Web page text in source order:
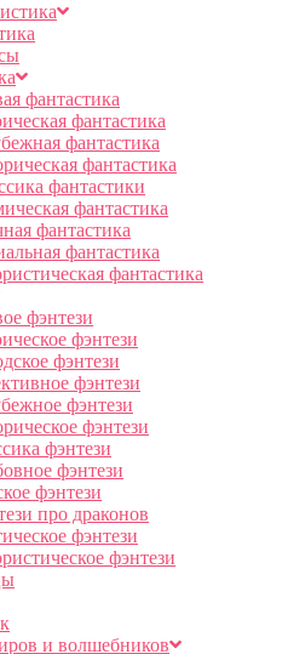
фантастика
фантастика
фантастика
фантастика
фантастики
фантастика
фантастика
фантастика
фантастика
фэнтези
фэнтези
фэнтези
фэнтези
фэнтези
фэнтези
фэнтези
фэнтези
фэнтези
про драконов
фэнтези
фэнтези
и волшебников